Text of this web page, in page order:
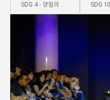
SDG 4 - 양질의 포괄적인 교육제공과 평생학습기회 제공